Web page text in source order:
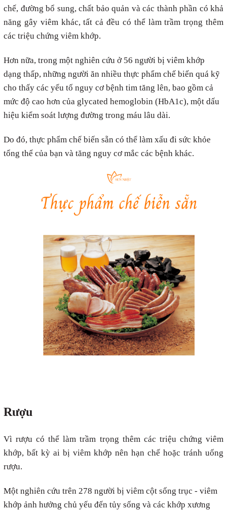
chế, đường bổ sung, chất bảo quản và các thành phần có khả
năng gây viêm khác, tất cả đều có thể làm trầm trọng thêm
các triệu chứng viêm khớp.
Hơn nữa, trong một nghiên cứu ở 56 người bị viêm khớp
dạng thấp, những người ăn nhiều thực phẩm chế biến quá kỹ
cho thấy các yếu tố nguy cơ bệnh tim tăng lên, bao gồm cả
mức độ cao hơn của glycated hemoglobin (HbA1c), một dấu
hiệu kiểm soát lượng đường trong máu lâu dài.
Do đó, thực phẩm chế biến sẵn có thể làm xấu đi sức khỏe
tổng thể của bạn và tăng nguy cơ mắc các bệnh khác.
Rượu
Vì rượu có thể làm trầm trọng thêm các triệu chứng viêm
khớp, bất kỳ ai bị viêm khớp nên hạn chế hoặc tránh uống
rượu.
Một nghiên cứu trên 278 người bị viêm cột sống trục - viêm
khớp ảnh hưởng chủ yếu đến tủy sống và các khớp xương